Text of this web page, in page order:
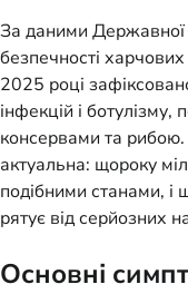
За даними Державної
безпечності
2025 році
інфекцій і
консервами та
актуальна: щороку
подібними станами, і
рятує від серйозних
Основні